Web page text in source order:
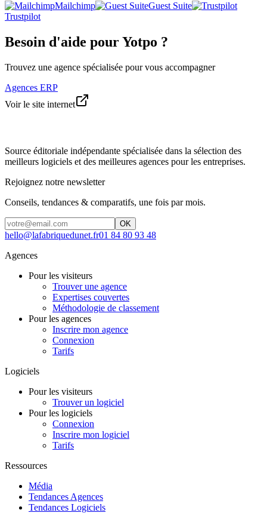
Mailchimp
Guest Suite
Trustpilot
Besoin d'aide pour Yotpo ?
Trouvez une agence spécialisée pour vous accompagner
Agences ERP
Voir le site internet
Source éditoriale indépendante spécialisée dans la sélection des
meilleurs logiciels et des meilleures agences pour les entreprises.
Rejoignez notre newsletter
Conseils, tendances & comparatifs, une fois par mois.
OK
hello@lafabriquedunet.fr01 84 80 93 48
Agences
Pour les visiteurs
Trouver une agence
Expertises couvertes
Méthodologie de classement
Pour les agences
Inscrire mon agence
Connexion
Tarifs
Logiciels
Pour les visiteurs
Trouver un logiciel
Pour les logiciels
Connexion
Inscrire mon logiciel
Tarifs
Ressources
Média
Tendances Agences
Tendances Logiciels